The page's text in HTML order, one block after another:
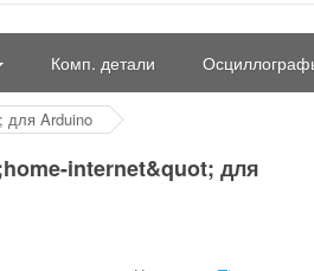
Комп. детали
для Arduino
internet&quot; для